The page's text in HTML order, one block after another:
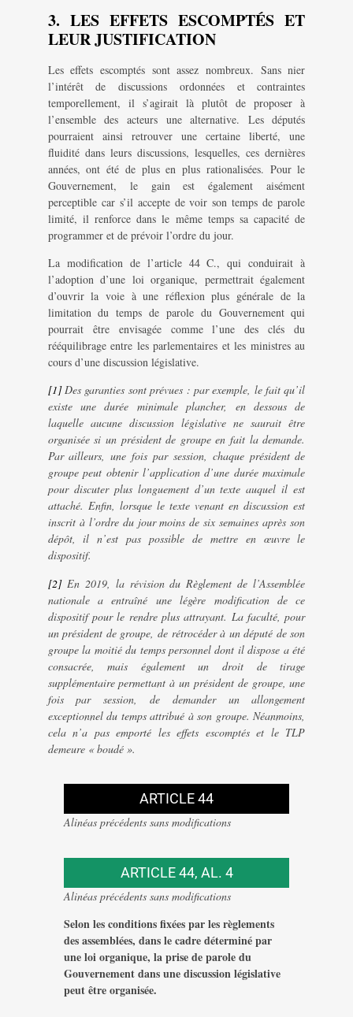
3. LES EFFETS ESCOMPTÉS ET
LEUR JUSTIFICATION
Les effets escomptés sont assez nombreux. Sans nier
l’intérêt de discussions ordonnées et contraintes
temporellement, il s’agirait là plutôt de proposer à
l’ensemble des acteurs une alternative. Les députés
pourraient ainsi retrouver une certaine liberté, une
fluidité dans leurs discussions, lesquelles, ces dernières
années, ont été de plus en plus rationalisées. Pour le
Gouvernement, le gain est également aisément
perceptible car s’il accepte de voir son temps de parole
limité, il renforce dans le même temps sa capacité de
programmer et de prévoir l’ordre du jour.
La modification de l’article 44 C., qui conduirait à
l’adoption d’une loi organique, permettrait également
d’ouvrir la voie à une réflexion plus générale de la
limitation du temps de parole du Gouvernement qui
pourrait être envisagée comme l’une des clés du
rééquilibrage entre les parlementaires et les ministres au
cours d’une discussion législative.
[1]Des garanties sont prévues : par exemple, le fait qu’il
existe une durée minimale plancher, en dessous de
laquelle aucune discussion législative ne saurait être
organisée si un président de groupe en fait la demande.
Par ailleurs, une fois par session, chaque président de
groupe peut obtenir l’application d’une durée maximale
pour discuter plus longuement d’un texte auquel il est
attaché. Enfin, lorsque le texte venant en discussion est
inscrit à l’ordre du jour moins de six semaines après son
dépôt, il n’est pas possible de mettre en œuvre le
dispositif.
[2]En 2019, la révision du Règlement de l’Assemblée
nationale a entraîné une légère modification de ce
dispositif pour le rendre plus attrayant. La faculté, pour
un président de groupe, de rétrocéder à un député de son
groupe la moitié du temps personnel dont il dispose a été
consacrée, mais également un droit de tirage
supplémentaire permettant à un président de groupe, une
fois par session, de demander un allongement
exceptionnel du temps attribué à son groupe. Néanmoins,
cela n’a pas emporté les effets escomptés et le TLP
demeure « boudé ».
ARTICLE 44
Alinéas précédents sans modifications
ARTICLE 44, AL. 4
Alinéas précédents sans modifications
Selon les conditions fixées par les règlements
des assemblées, dans le cadre déterminé par
une loi organique, la prise de parole du
Gouvernement dans une discussion législative
peut être organisée.